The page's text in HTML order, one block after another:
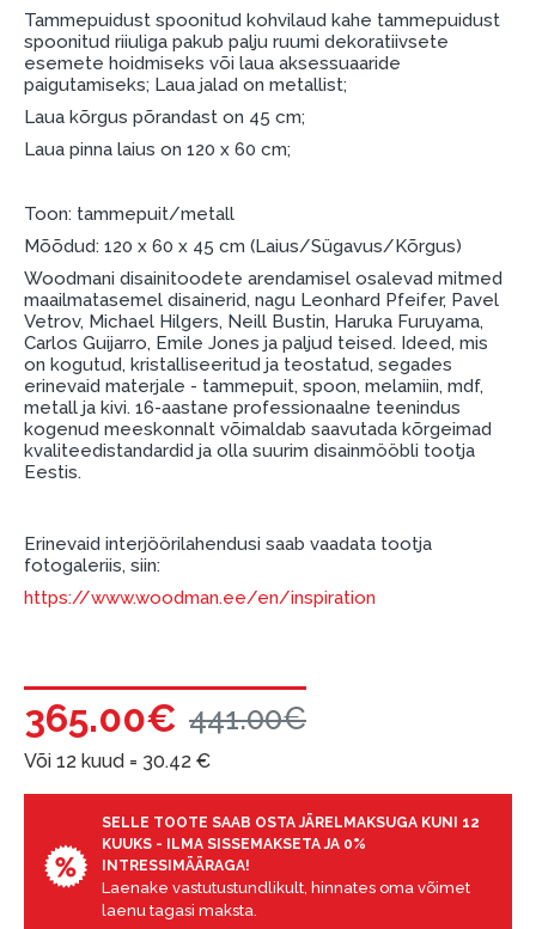
Dokumendi nõuded:
ESTO LV AS (Dokumentide vormistamiseks on
vajalik Smart-ID, eParaksts eID, eParaksts eID
mobile, ESTO konto või pank Swedbank, Luminor,
SEB või Citadele).
Liisingulepingu võib allkirjastada ainult see isik,
kes on märgitud krediidi saamise lepingus.
Lisateave:
Enne krediidi vormistamist palun tutvuge
kauba tarnetingimustega, samuti
garantii ja tagastamise tingimustega.
Finantsvastutus:
Laenake vastutustundlikult! Enne laenamist
Tammepuidust spoonitud kohvilaud kahe tammepuidust
spoonitud riiuliga pakub palju ruumi dekoratiivsete
esemete hoidmiseks või laua aksessuaaride
paigutamiseks; Laua jalad on metallist;
Laua kõrgus põrandast on 45 cm;
Laua pinna laius on 120 x 60 cm;
Toon: tammepuit/metall
Mõõdud: 120 x 60 x 45 cm (Laius/Sügavus/Kõrgus)
Woodmani disainitoodete arendamisel osalevad mitmed
maailmatasemel disainerid, nagu Leonhard Pfeifer, Pavel
Vetrov, Michael Hilgers, Neill Bustin, Haruka Furuyama,
Carlos Guijarro, Emile Jones ja paljud teised. Ideed, mis
on kogutud, kristalliseeritud ja teostatud, segades
erinevaid materjale - tammepuit, spoon, melamiin, mdf,
metall ja kivi. 16-aastane professionaalne teenindus
kogenud meeskonnalt võimaldab saavutada kõrgeimad
kvaliteedistandardid ja olla suurim disainmööbli tootja
Eestis.
Erinevaid interjöörilahendusi saab vaadata tootja
fotogaleriis, siin:
https://www.woodman.ee/en/inspiration
365.00€ 441.00€
Või 12 kuud = 30.42 €
SELLE TOOTE SAAB OSTA JÄRELMAKSUGA KUNI 12
KUUKS - ILMA SISSEMAKSETA JA 0%
INTRESSIMÄÄRAGA!
Laenake vastutustundlikult, hinnates oma võimet
laenu tagasi maksta.